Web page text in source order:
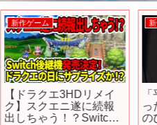
新作ゲーム
【最新作】え…？これ
ゲーム画面…？実写級
グラフィックな超絶期